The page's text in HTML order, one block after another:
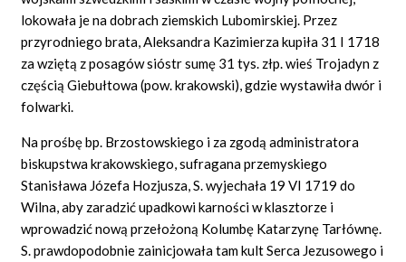
lokowała je na dobrach ziemskich Lubomirskiej. Przez
przyrodniego brata, Aleksandra Kazimierza kupiła 31 I 1718
za wziętą z posagów sióstr sumę 31 tys. złp. wieś Trojadyn z
częścią Giebułtowa (pow. krakowski), gdzie wystawiła dwór i
folwarki.
Na prośbę bp. Brzostowskiego i za zgodą administratora
biskupstwa krakowskiego, sufragana przemyskiego
Stanisława Józefa Hozjusza, S. wyjechała 19 VI 1719 do
Wilna, aby zaradzić upadkowi karności w klasztorze i
wprowadzić nową przełożoną Kolumbę Katarzynę Tarłównę.
S. prawdopodobnie zainicjowała tam kult Serca Jezusowego i